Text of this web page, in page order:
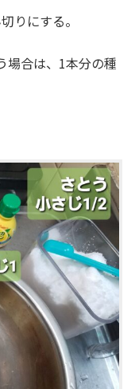
りにする。
場合は、1本分の種